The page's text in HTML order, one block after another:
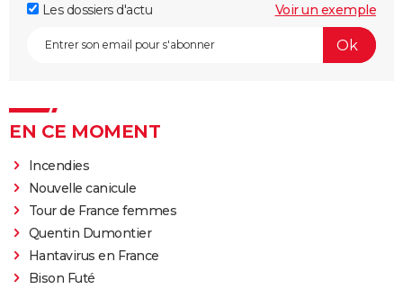
Les dossiers d'actu
Voir un exemple
EN CE MOMENT
Incendies
Nouvelle canicule
Tour de France femmes
Quentin Dumontier
Hantavirus en France
Bison Futé